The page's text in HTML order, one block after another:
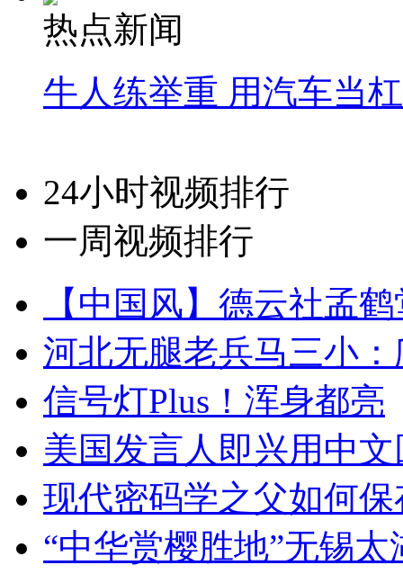
热点新闻
牛人练举重 用汽车当
24小时视频排行
一周视频排行
【中国风】德云社孟
河北无腿老兵马三小
信号灯Plus！浑身都亮
美国发言人即兴用中
现代密码学之父如何
“中华赏樱胜地”无锡